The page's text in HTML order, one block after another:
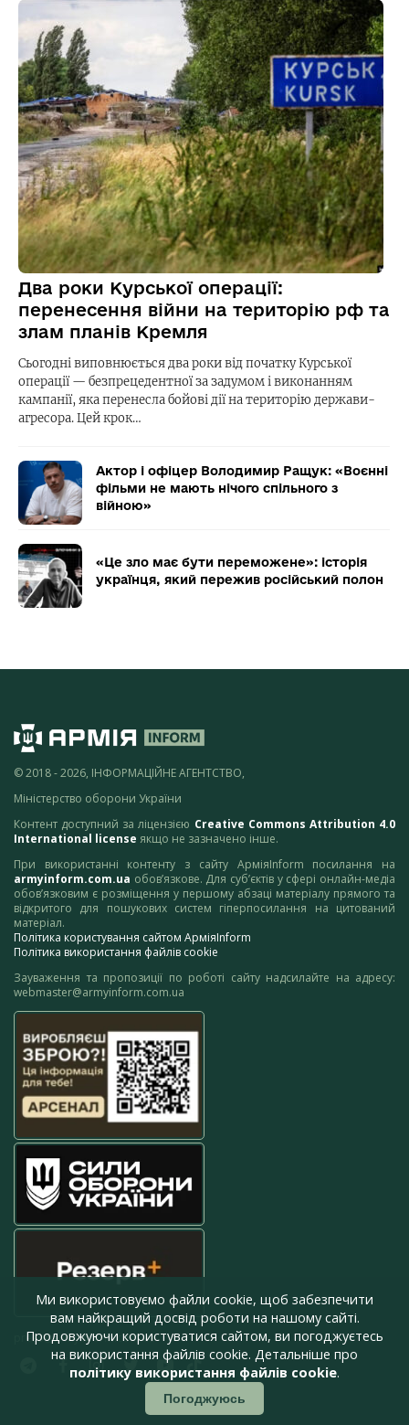
Два роки Курської операції:
перенесення війни на територію рф та
злам планів Кремля
Сьогодні виповнюється два роки від початку Курської
операції — безпрецедентної за задумом і виконанням
кампанії, яка перенесла бойові дії на територію держави-
агресора. Цей крок…
Актор і офіцер Володимир Ращук: «Воєнні
фільми не мають нічого спільного з
війною»
«Це зло має бути переможене»: історія
українця, який пережив російський полон
© 2018 - 2026, ІНФОРМАЦІЙНЕ АГЕНТСТВО,
Міністерство оборони України
Контент доступний за ліцензією Creative Commons Attribution 4.0
International license якщо не зазначено інше.
При використанні контенту з сайту АрміяInform посилання на
armyinform.com.ua обов’язкове. Для суб’єктів у сфері онлайн-медіа
обов’язковим є розміщення у першому абзаці матеріалу прямого та
відкритого для пошукових систем гіперпосилання на цитований
матеріал.
Політика користування сайтом АрміяInform
Політика використання файлів cookie
Зауваження та пропозиції по роботі сайту надсилайте на адресу:
webmaster@armyinform.com.ua
press@armyinform.com.ua
Ми використовуємо файли cookie, щоб забезпечити
вам найкращий досвід роботи на нашому сайті.
Продовжуючи користуватися сайтом, ви погоджуєтесь
на використання файлів cookie. Детальніше про
політику використання файлів cookie.
Погоджуюсь